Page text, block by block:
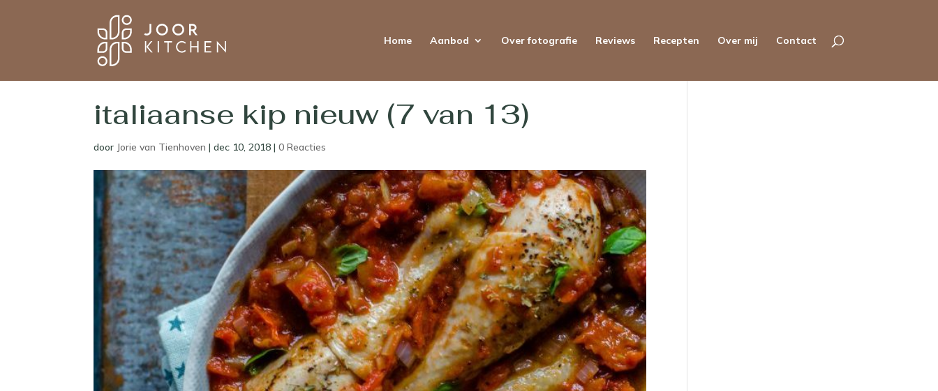
Home Aanbod Over fotografie Reviews Recepten Over mij Contact
italiaanse kip nieuw (7 van 13)
door Jorie van Tienhoven |dec 10, 2018 |0 Reacties